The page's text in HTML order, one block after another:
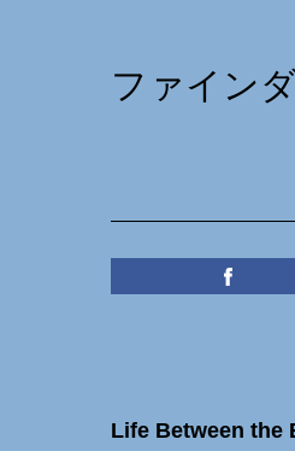
ファイン
Life Between the